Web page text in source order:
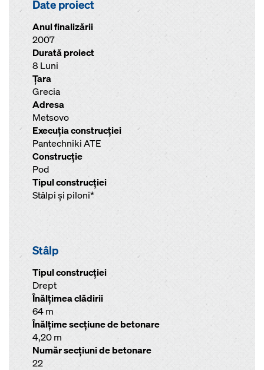
Date proiect
Anul finalizării
2007
Durată proiect
8 Luni
Ţara
Grecia
Adresa
Metsovo
Execuţia construcţiei
Pantechniki ATE
Construcţie
Pod
Tipul construcţiei
Stâlpi şi piloni*
Stâlp
Tipul construcției
Drept
Înălţimea clădirii
64 m
Înălţime secţiune de betonare
4,20 m
Număr secţiuni de betonare
22